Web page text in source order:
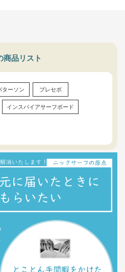
商品リスト
ターソン プレセボ
インスパイアサーフボード